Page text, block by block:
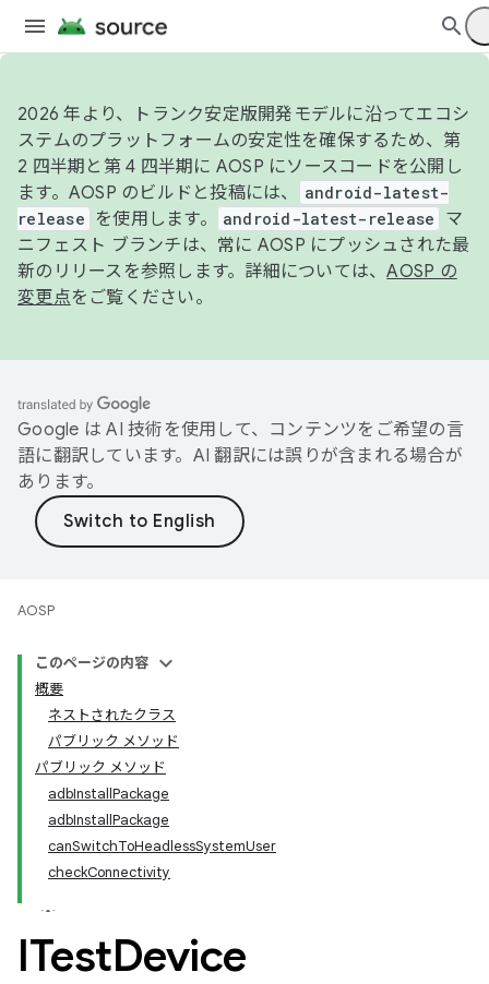
2026 年より、トランク安定版開発モデルに沿ってエコシ
ステムのプラットフォームの安定性を確保するため、第
2 四半期と第 4 四半期に AOSP にソースコードを公開し
ます。AOSP のビルドと投稿には、
android-latest-
release
を使用します。 android-latest-release
マ
ニフェスト ブランチは、常に AOSP にプッシュされた最
新のリリースを参照します。詳細については、AOSP の
変更点をご覧ください。
Google は AI 技術を使用して、コンテンツをご希望の言
語に翻訳しています。AI 翻訳には誤りが含まれる場合が
あります。
AOSP
このページの内容
概要
ネストされたクラス
パブリック メソッド
パブリック メソッド
adbInstallPackage
adbInstallPackage
canSwitchToHeadlessSystemUser
checkConnectivity
ITestDevice